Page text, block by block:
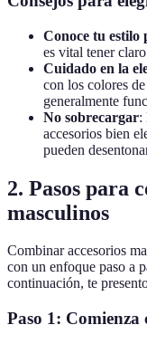
Conoce tu estilo
es vital tener
Cuidado en la
con los colores
generalmente
No sobrecargar:
accesorios bien
pueden
2. Pasos para
masculinos
Combinar accesorios
con un enfoque paso a
continuación, te
Paso 1: Comienza